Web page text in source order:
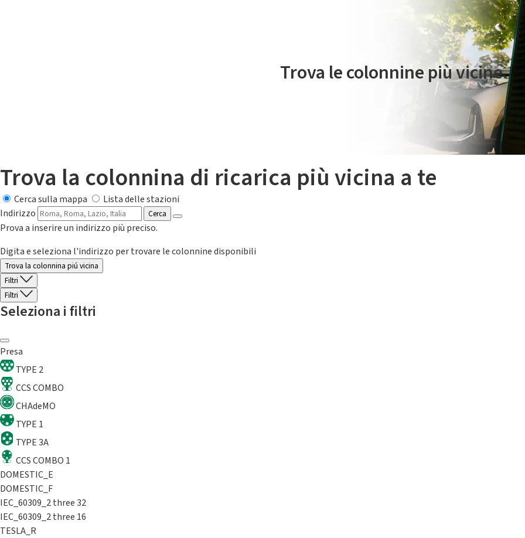
Il servizio di mobilità elettrica è gestito da Plenitude On The Road
Trova le colonnine più vicine.
Trova la colonnina di ricarica più vicina a te
Cerca sulla mappa
Lista delle stazioni
Indirizzo
Cerca
Prova a inserire un indirizzo più preciso.
Digita e seleziona l'indirizzo per trovare le colonnine disponibili
Trova la colonnina piú vicina
Filtri
Filtri
Seleziona i filtri
Presa
TYPE 2
CCS COMBO
CHAdeMO
TYPE 1
TYPE 3A
CCS COMBO 1
DOMESTIC_E
DOMESTIC_F
IEC_60309_2 three 32
IEC_60309_2 three 16
TESLA_R